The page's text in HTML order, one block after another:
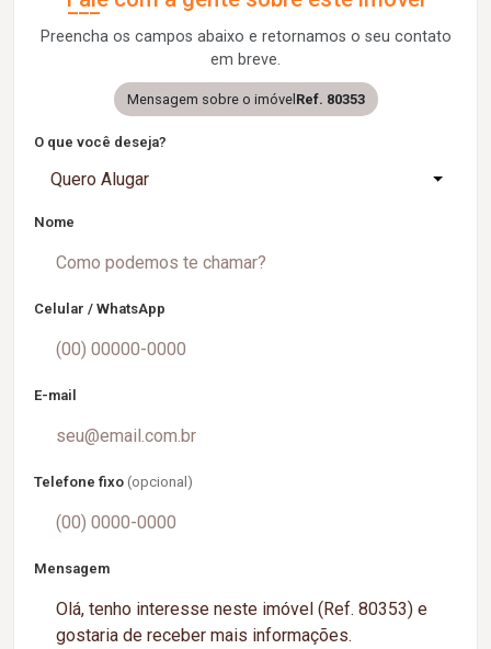
Preencha os campos abaixo e retornamos o seu contato
em breve.
Mensagem sobre o imóvel Ref. 80353
O que você deseja?
Quero Alugar
Nome
Celular / WhatsApp
E-mail
Telefone fixo (opcional)
Mensagem